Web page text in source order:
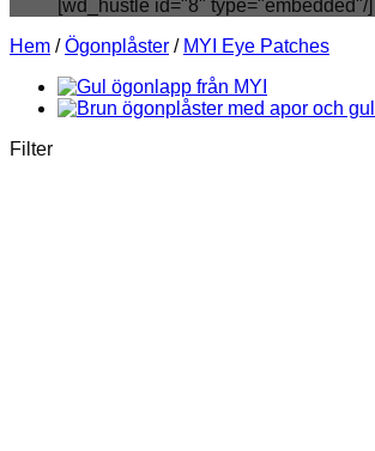
[wd_hustle id="8" type="embedded"/]
Hem / Ögonplåster / MYI Eye Patches
Filter